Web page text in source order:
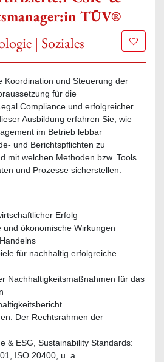
TÜV®
| Soziales
Zur
Koordination und Steuerung der
für die
Compliance und erfolgreicher
Ausbildung erfahren Sie, wie
im Betrieb lebbar
und Berichtspflichten zu
mit welchen Methoden bzw. Tools
und Prozesse sicherstellen.
Erfolg
und ökonomische Wirkungen
für nachhaltig erfolgreiche
Nachhaltigkeitsmaßnahmen für das
Der Rechtsrahmen der
& ESG, Sustainability Standards:
ISO 20400, u. a.